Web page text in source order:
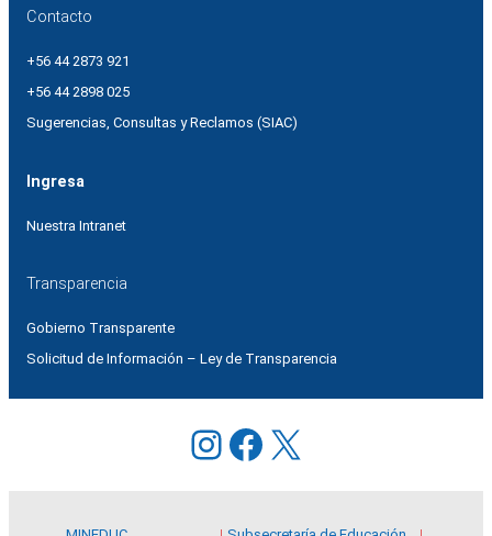
Contacto
+56 44 2873 921
+56 44 2898 025
Sugerencias, Consultas y Reclamos (SIAC)
Ingresa
Nuestra Intranet
Transparencia
Gobierno Transparente
Solicitud de Información – Ley de Transparencia
Instagram
Facebook
X